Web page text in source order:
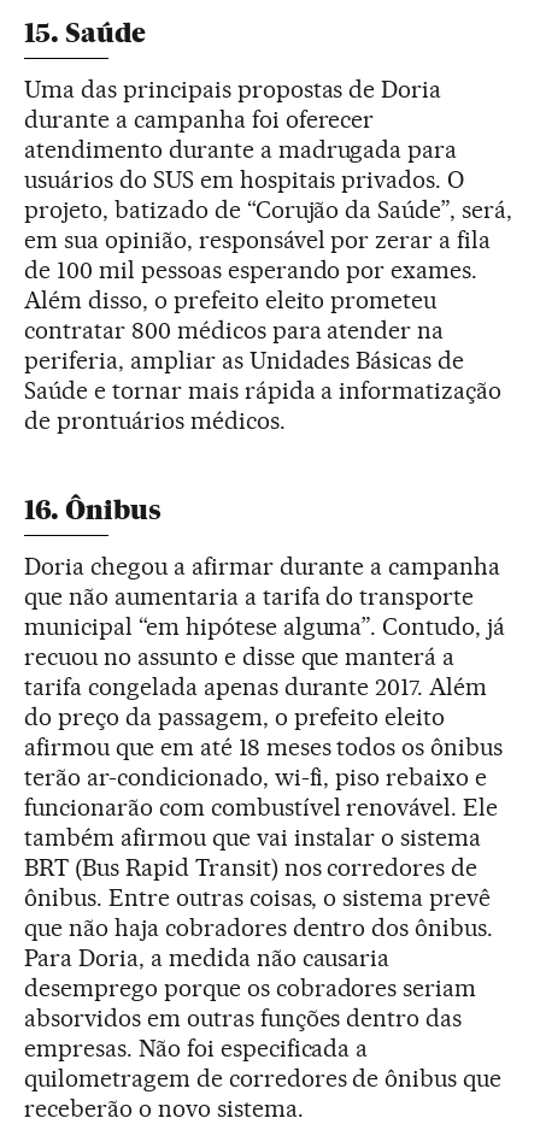
15. Saúde
Uma das principais propostas de Doria
durante a campanha foi oferecer
atendimento durante a madrugada para
usuários do SUS em hospitais privados. O
projeto, batizado de “Corujão da Saúde”, será,
em sua opinião, responsável por zerar a fila
de 100 mil pessoas esperando por exames.
Além disso, o prefeito eleito prometeu
contratar 800 médicos para atender na
periferia, ampliar as Unidades Básicas de
Saúde e tornar mais rápida a informatização
de prontuários médicos.
16. Ônibus
Doria chegou a afirmar durante a campanha
que não aumentaria a tarifa do transporte
municipal “em hipótese alguma”. Contudo, já
recuou no assunto e disse que manterá a
tarifa congelada apenas durante 2017. Além
do preço da passagem, o prefeito eleito
afirmou que em até 18 meses todos os ônibus
terão ar-condicionado, wi-fi, piso rebaixo e
funcionarão com combustível renovável. Ele
também afirmou que vai instalar o sistema
BRT (Bus Rapid Transit) nos corredores de
ônibus. Entre outras coisas, o sistema prevê
que não haja cobradores dentro dos ônibus.
Para Doria, a medida não causaria
desemprego porque os cobradores seriam
absorvidos em outras funções dentro das
empresas. Não foi especificada a
quilometragem de corredores de ônibus que
receberão o novo sistema.